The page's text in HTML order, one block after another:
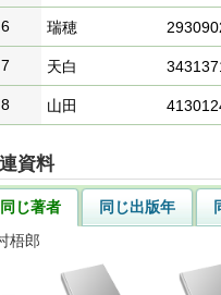
6 瑞穂
7 天白
8 山田
資料
同じ著者 同じ出版年
梧郎